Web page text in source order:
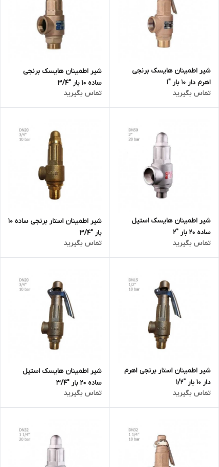
شیر اطمینان هایسک برنجی
اهرم دار 10 بار "1
تماس بگیرید
شیر اطمینان هایسک برنجی
ساده 10 بار "3/4
تماس بگیرید
شیر اطمینان هایسک استیل
ساده 20 بار "2
تماس بگیرید
شیر اطمینان استار برنجی ساده 10
بار "3/4
تماس بگیرید
شیر اطمینان استار برنجی اهرم
دار 10 بار "1/2
تماس بگیرید
شیر اطمینان هایسک استیل
ساده 20 بار "3/4
تماس بگیرید